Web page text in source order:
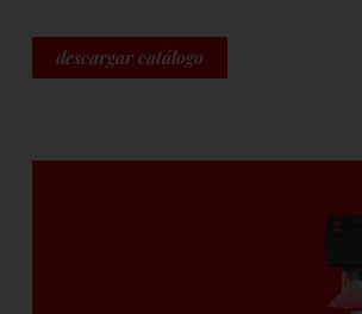
descargar catálogo